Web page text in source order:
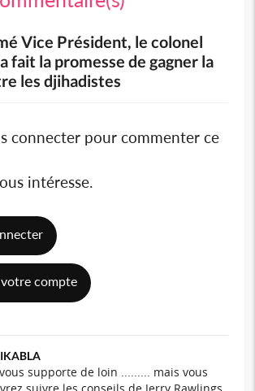
Vice Président, le colonel
fait la promesse de gagner la
les djihadistes
connecter pour commenter ce
intéresse.
compte
vous supporte de loin ......... mais vous